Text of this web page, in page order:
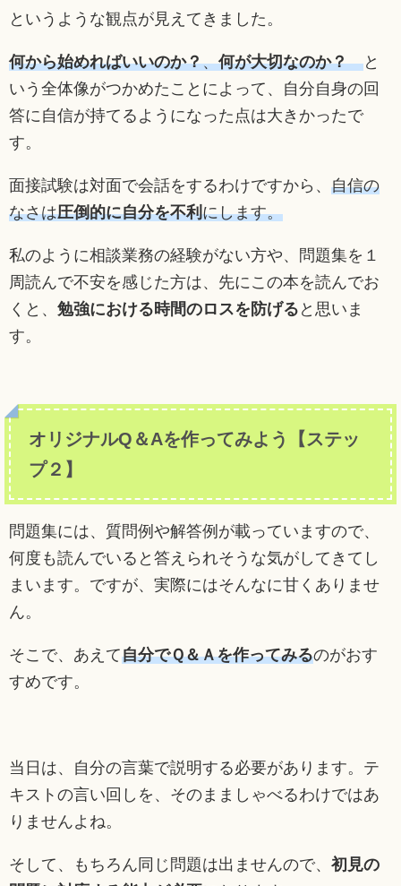
というような観点が見えてきました。
何から始めればいいのか？、何が大切なのか？
と
いう全体像がつかめたことによって、自分自身の回
答に自信が持てるようになった点は大きかったで
す。
面接試験は対面で会話をするわけですから、 自信の
なさは圧倒的に自分を不利にします。
私のように相談業務の経験がない方や、問題集を１
周読んで不安を感じた方は、先にこの本を読んでお
くと、 勉強における時間のロスを防げる と思いま
す。
オリジナルQ＆Aを作ってみよう【ステッ
プ２】
問題集には、質問例や解答例が載っていますので、
何度も読んでいると答えられそうな気がしてきてし
まいます。ですが、実際にはそんなに甘くありませ
ん。
そこで、あえて自分でＱ＆Ａを作ってみるのがおす
すめです。
当日は、自分の言葉で説明する必要があります。テ
キストの言い回しを、そのまましゃべるわけではあ
りませんよね。
そして、もちろん同じ問題は出ませんので、 初見の